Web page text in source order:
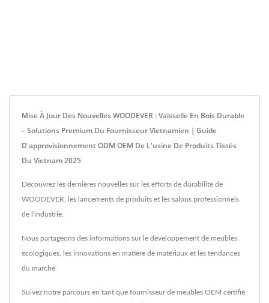
Mise À Jour Des Nouvelles WOODEVER : Vaisselle En Bois Durable
– Solutions Premium Du Fournisseur Vietnamien｜Guide
D'approvisionnement ODM OEM De L'usine De Produits Tissés
Du Vietnam 2025
Découvrez les dernières nouvelles sur les efforts de durabilité de
WOODEVER, les lancements de produits et les salons professionnels
de l'industrie.
Nous partageons des informations sur le développement de meubles
écologiques, les innovations en matière de matériaux et les tendances
du marché.
Suivez notre parcours en tant que fournisseur de meubles OEM certifié